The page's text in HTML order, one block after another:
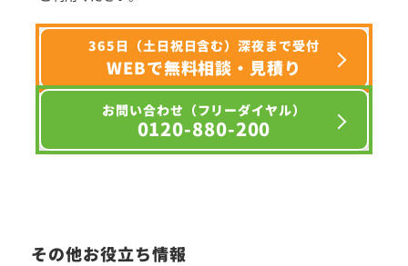
365日（土日祝日含む）深夜まで受付
WEBで無料相談・見積り
お問い合わせ（フリーダイヤル）
0120-880-200
その他お役立ち情報